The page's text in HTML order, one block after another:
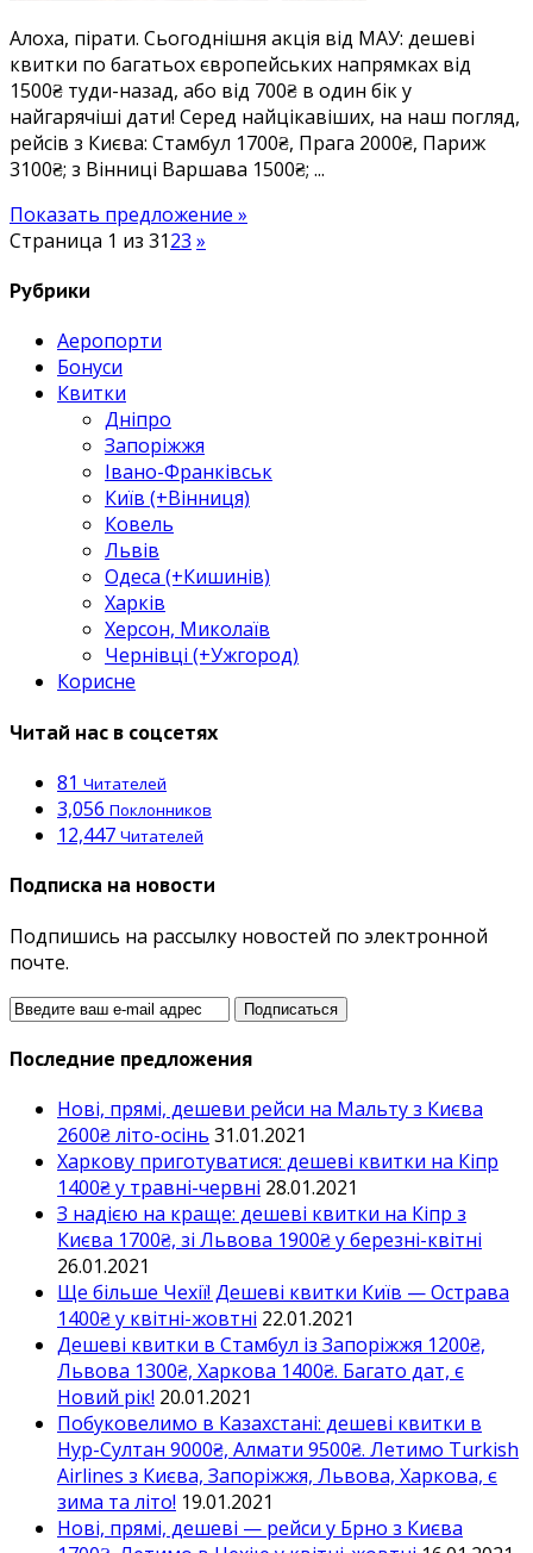
1500₴,
Туреччину
1700₴,
Італію
2100,
Чехію
Францію
Алоха, пірати. Сьогоднішня акція від МАУ: дешеві
квитки по багатьох європейських напрямках від
1500₴ туди-назад, або від 700₴ в один бік у
найгарячіші дати! Серед найцікавіших, на наш погляд,
рейсів з Києва: Стамбул 1700₴, Прага 2000₴, Париж
3100₴; з Вінниці Варшава 1500₴; ...
Показать предложение »
Страница 1 из 3123 »
Рубрики
Аеропорти
Бонуси
Квитки
Дніпро
Запоріжжя
Івано-Франківськ
Київ (+Вінниця)
Ковель
Львів
Одеса (+Кишинів)
Харків
Херсон, Миколаїв
Чернівці (+Ужгород)
Корисне
Читай нас в соцсетях
81 Читателей
3,056 Поклонников
12,447 Читателей
Подписка на новости
Подпишись на рассылку новостей по электронной
почте.
Последние предложения
Нові, прямі, дешеви рейси на Мальту з Києва
2600₴ літо-осінь 31.01.2021
Харкову приготуватися: дешеві квитки на Кіпр
1400₴ у травні-червні 28.01.2021
З надією на краще: дешеві квитки на Кіпр з
Києва 1700₴, зі Львова 1900₴ у березні-квітні
26.01.2021
Ще більше Чехії! Дешеві квитки Київ — Острава
1400₴ у квітні-жовтні 22.01.2021
Дешеві квитки в Стамбул із Запоріжжя 1200₴,
Львова 1300₴, Харкова 1400₴. Багато дат, є
Новий рік! 20.01.2021
Побуковелимо в Казахстані: дешеві квитки в
Нур-Султан 9000₴, Алмати 9500₴. Летимо Turkish
Airlines з Києва, Запоріжжя, Львова, Харкова, є
зима та літо! 19.01.2021
Нові, прямі, дешеві — рейси у Брно з Києва